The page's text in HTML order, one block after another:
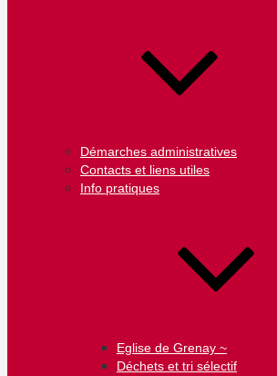
Démarches administratives
Contacts et liens utiles
Info pratiques
Eglise de Grenay ~
Déchets et tri sélectif